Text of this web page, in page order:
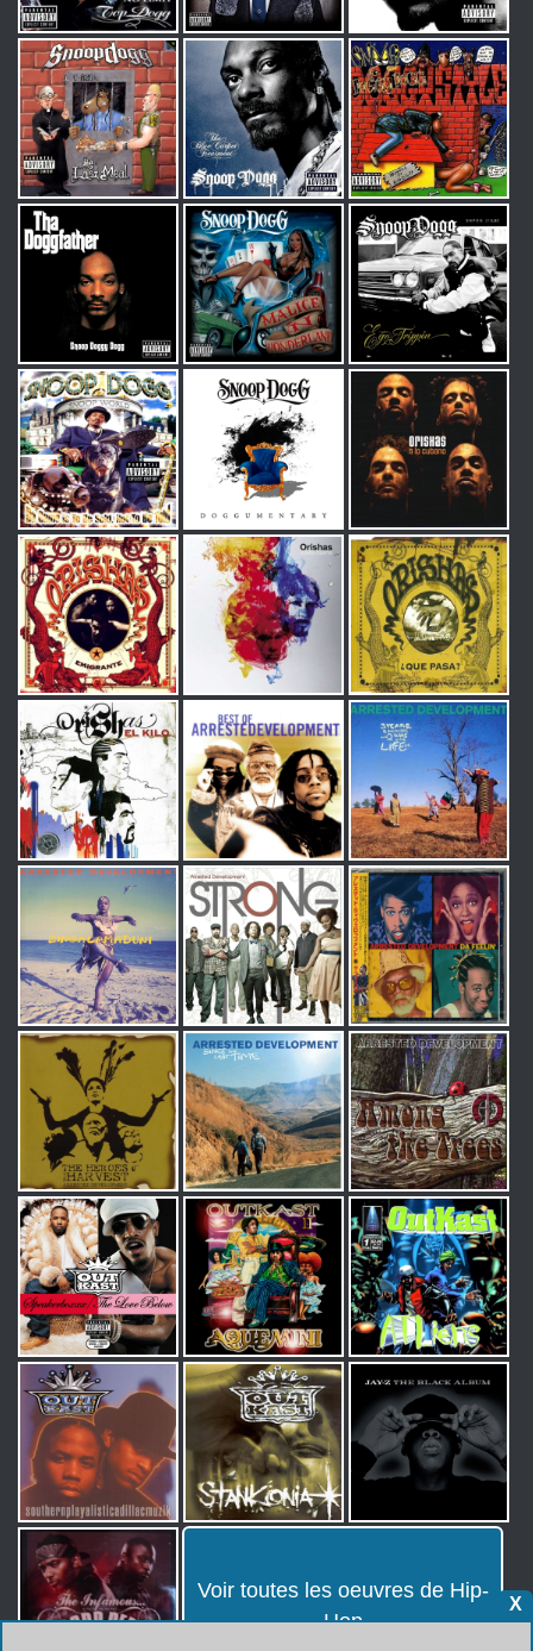
Voir toutes les oeuvres de Hip-
Hop
X